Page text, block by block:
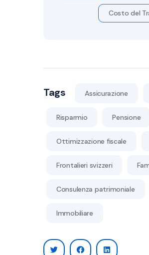
Costo del
Tags Assicurazione
Risparmio Pensione
Ottimizzazione fiscale
Frontalieri svizzeri
Consulenza patrimoniale
Immobiliare